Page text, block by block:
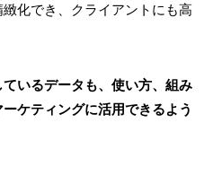
化でき、クライアントにも高
いるデータも、使い方、組み
ケティングに活用できるよう